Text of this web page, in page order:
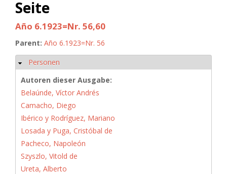
Seite
Año 6.1923=Nr. 56,60
Parent: Año 6.1923=Nr. 56
Ausblenden
Personen
Autoren dieser Ausgabe:
Belaúnde, Víctor Andrés
Camacho, Diego
Ibérico y Rodríguez, Mariano
Losada y Puga, Cristóbal de
Pacheco, Napoleón
Szyszlo, Vitold de
Ureta, Alberto